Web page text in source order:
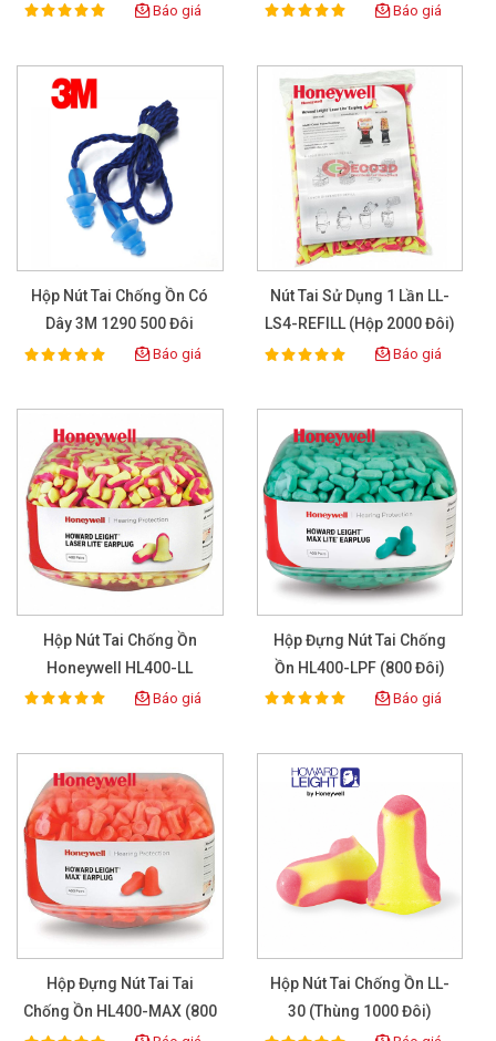
Rating:
100% Báo giá Rating:
100% Báo giá
Hộp Nút Tai Chống Ồn Có
Dây 3M 1290 500 Đôi
Rating:
100% Báo giá
Nút Tai Sử Dụng 1 Lần LL-
LS4-REFILL (Hộp 2000 Đôi)
Rating:
100% Báo giá
Hộp Nút Tai Chống Ồn
Honeywell HL400-LL
Rating:
100% Báo giá
Hộp Đựng Nút Tai Chống
Ồn HL400-LPF (800 Đôi)
Rating:
100% Báo giá
Hộp Đựng Nút Tai Tai
Chống Ồn HL400-MAX (800
Hộp Nút Tai Chống Ồn LL-
30 (Thùng 1000 Đôi)